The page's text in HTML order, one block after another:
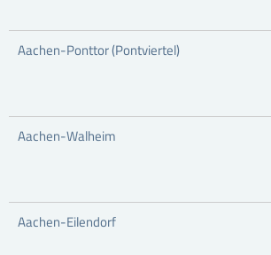
Aachen-Ponttor (Pontviertel)
Aachen-Walheim
Aachen-Eilendorf